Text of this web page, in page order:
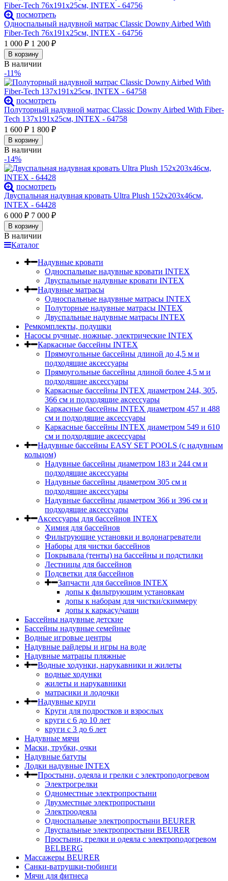
посмотреть
Односпальный надувной матрас Classic Downy Airbed With
Fiber-Tech 76х191х25см, INTEX - 64756
1 000 ₽ 1 200 ₽
В корзину
В наличии
-11%
посмотреть
Полуторный надувной матрас Classic Downy Airbed With Fiber-
Tech 137х191х25см, INTEX - 64758
1 600 ₽ 1 800 ₽
В корзину
В наличии
-14%
посмотреть
Двуспальная надувная кровать Ultra Plush 152х203х46см,
INTEX - 64428
6 000 ₽ 7 000 ₽
В корзину
В наличии
Каталог
Надувные кровати
Односпальные надувные кровати INTEX
Двуспальные надувные кровати INTEX
Надувные матрасы
Односпальные надувные матрасы INTEX
Полуторные надувные матрасы INTEX
Двуспальные надувные матрасы INTEX
Ремкомплекты, подушки
Насосы ручные, ножные, электрические INTEX
Каркасные бассейны INTEX
Прямоугольные бассейны длиной до 4,5 м и
подходящие аксессуары
Прямоугольные бассейны длиной более 4,5 м и
подходящие аксессуары
Каркасные бассейны INTEX диаметром 244, 305,
366 см и подходящие аксессуары
Каркасные бассейны INTEX диаметром 457 и 488
cм и подходящие аксессуары
Каркасные бассейны INTEX диаметром 549 и 610
см и подходящие аксессуары
Надувные бассейны EASY SET POOLS (с надувным
кольцом)
Надувные бассейны диаметром 183 и 244 см и
подходящие аксессуары
Надувные бассейны диаметром 305 см и
подходящие аксессуары
Надувные бассейны диаметром 366 и 396 см и
подходящие аксессуары
Аксессуары для бассейнов INTEX
Химия для бассейнов
Фильтрующие установки и водонагреватели
Наборы для чистки бассейнов
Покрывала (тенты) на бассейны и подстилки
Лестницы для бассейнов
Подсветки для бассейнов
Запчасти для бассейнов INTEX
допы к фильтрующим установкам
допы к наборам для чистки/скиммеру
допы к каркасу/чаши
Бассейны надувные детские
Бассейны надувные семейные
Водные игровые центры
Надувные райдеры и игры на воде
Надувные матрацы пляжные
Водные ходунки, нарукавники и жилеты
водные ходунки
жилеты и нарукавники
матрасики и лодочки
Надувные круги
Круги для подростков и взрослых
круги с 6 до 10 лет
круги c 3 до 6 лет
Надувные мячи
Маски, трубки, очки
Надувные батуты
Лодки надувные INTEX
Простыни, одеяла и грелки с электроподогревом
Электрогрелки
Одноместные электропростыни
Двухместные электропростыни
Электроодеяла
Односпальные электропростыни BEURER
Двуспальные электропростыни BEURER
Простыни, грелки и одеяла с электроподогревом
BELBERG
Массажеры BEURER
Санки-ватрушки-тюбинги
Мячи для фитнеса